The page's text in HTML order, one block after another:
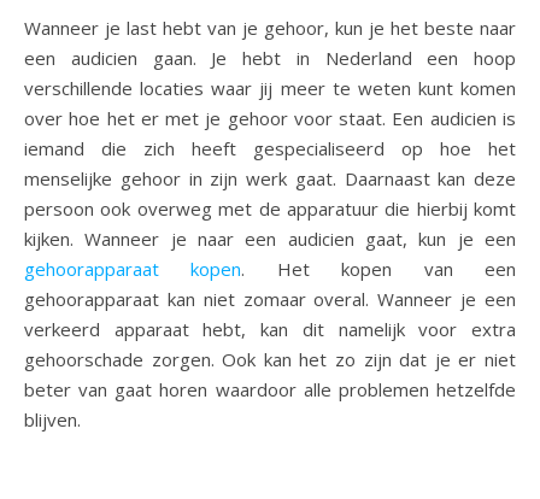
Wanneer je last hebt van je gehoor, kun je het beste naar
een audicien gaan. Je hebt in Nederland een hoop
verschillende locaties waar jij meer te weten kunt komen
over hoe het er met je gehoor voor staat. Een audicien is
iemand die zich heeft gespecialiseerd op hoe het
menselijke gehoor in zijn werk gaat. Daarnaast kan deze
persoon ook overweg met de apparatuur die hierbij komt
kijken. Wanneer je naar een audicien gaat, kun je een
gehoorapparaat kopen. Het kopen van een
gehoorapparaat kan niet zomaar overal. Wanneer je een
verkeerd apparaat hebt, kan dit namelijk voor extra
gehoorschade zorgen. Ook kan het zo zijn dat je er niet
beter van gaat horen waardoor alle problemen hetzelfde
blijven.